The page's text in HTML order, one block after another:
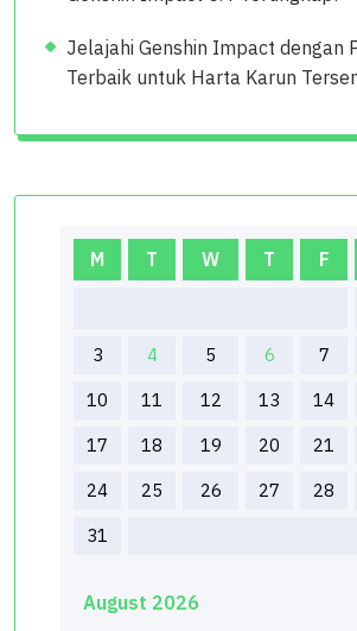
Jelajahi Genshin Impact dengan
Terbaik untuk Harta Karun
August 2026
M T W T F
3
4 5 6 7
10
11 12 13 14
17
18 19 20 21
24
25 26 27 28
31